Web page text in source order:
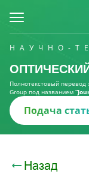
НАУЧНО-
Полнотекстовый перевод
Group под названием
Подача
Назад